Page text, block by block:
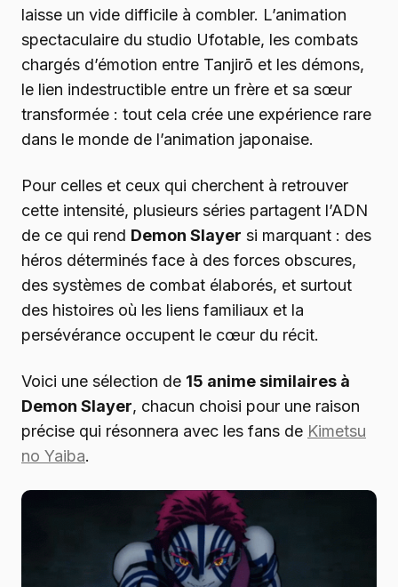
laisse un vide difficile à combler. L’animation
spectaculaire du studio Ufotable, les combats
chargés d’émotion entre Tanjirō et les démons,
le lien indestructible entre un frère et sa sœur
transformée : tout cela crée une expérience rare
dans le monde de l’animation japonaise.
Pour celles et ceux qui cherchent à retrouver
cette intensité, plusieurs séries partagent l’ADN
de ce qui rend Demon Slayer si marquant : des
héros déterminés face à des forces obscures,
des systèmes de combat élaborés, et surtout
des histoires où les liens familiaux et la
persévérance occupent le cœur du récit.
Voici une sélection de 15 anime similaires à
Demon Slayer, chacun choisi pour une raison
précise qui résonnera avec les fans de Kimetsu
no Yaiba.